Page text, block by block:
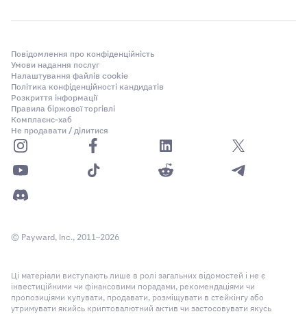
Повідомлення про конфіденційність
Умови надання послуг
Налаштування файлів cookie
Політика конфіденційності кандидатів
Розкриття інформації
Правила біржової торгівлі
Комплаєнс-хаб
Не продавати / ділитися
© Payward, Inc., 2011–2026
Ці матеріали виступають лише в ролі загальних відомостей і не є
інвестиційними чи фінансовими порадами, рекомендаціями чи
пропозиціями купувати, продавати, розміщувати в стейкінгу або
утримувати якийсь криптовалютний актив чи застосовувати якусь